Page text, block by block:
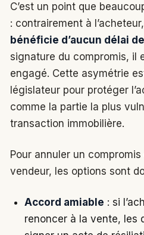
C’est un point que
: contrairement à
bénéficie d’aucun délai
signature du compromis, il
engagé. Cette asymétrie
législateur pour protéger
comme la partie la plus
transaction immobilière.
Pour annuler un
vendeur, les options sont
Accord amiable : si
renoncer à la vente, les